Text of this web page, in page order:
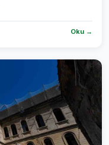
Oku →